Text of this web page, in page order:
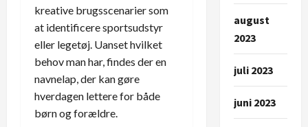
kreative brugsscenarier som
at identificere sportsudstyr
eller legetøj. Uanset hvilket
behov man har, findes der en
navnelap, der kan gøre
hverdagen lettere for både
børn og forældre.
august
2023
juli 2023
juni 2023